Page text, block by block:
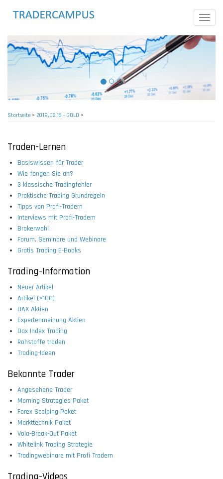
Toggle
Startseite> 2018.02.16 - GOLD >
Traden-Lernen
Basiswissen für Trader
Wie fangen Sie an?
3 klassische Tradingfehler
Praktische Trading Grundregeln
Tipps von Profi-Tradern
Interviews mit Profi-Tradern
Brokerwahl
Forum, Seminare und Webinare
Gratis Trading E-Books
Trading-Information
Neuer Artikel
Artikel (>100)
DAX Aktien
Expertenmeinung Aktien
Dax Index Trading
Rohstoffe traden
Trading-Ideen
Bekannte Trader
Angesehene Trader
Morning Strategies Paket
Forex Scalping Paket
Markttechnik Paket
Vola-Break-Out Paket
Whitelink Trading Strategie
Tradingwebinare mit Profi Tradern